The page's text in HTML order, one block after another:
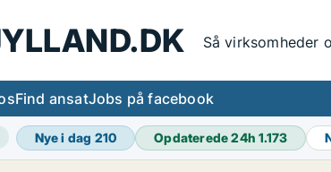
Så virksomheder
Find ansatJobs på facebook
Nye i dag 210 Opdaterede 24h1.173